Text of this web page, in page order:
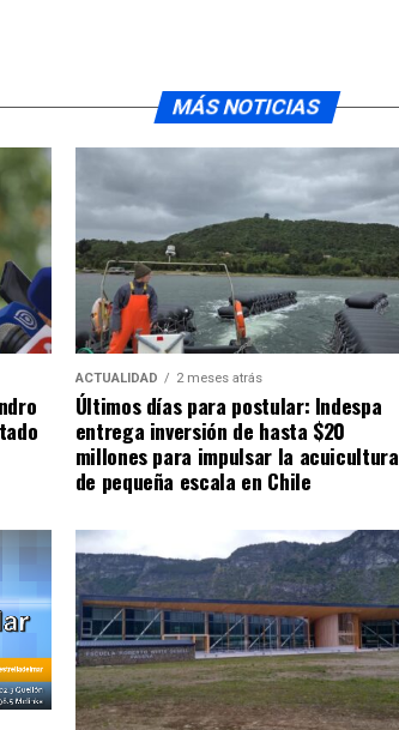
MÁS NOTICIAS
ACTUALIDAD 2 meses atrás
Últimos días para postular: Indespa
entrega inversión de hasta $20
millones para impulsar la acuicultura
de pequeña escala en Chile